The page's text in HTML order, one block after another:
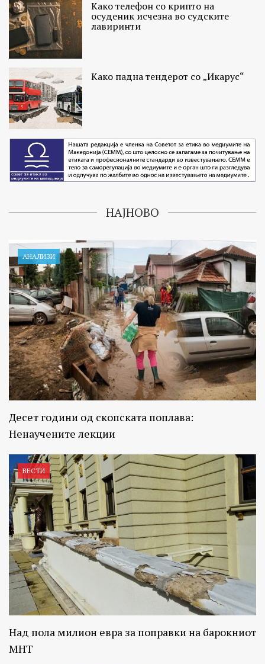
Како телефон со крипто на
осуденик исчезна во судските
лавиринти
Како падна тендерот со „Икарус“
НАЈНОВО
АНАЛИЗИ
Десет години од скопската поплава:
Ненаучените лекции
ВЕСТИ
Над пола милион евра за поправки на барокниот
МНТ